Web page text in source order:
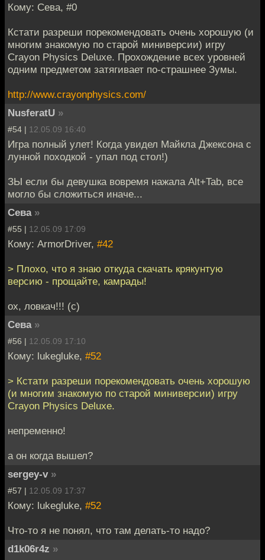
Кому: Сева, #0
Кстати разреши порекомендовать очень хорошую (и
многим знакомую по старой миниверсии) игру
Crayon Physics Deluxe. Прохождение всех уровней
одним предметом затягивает по-страшнее Зумы.
http://www.crayonphysics.com/
NusferatU »
#54 | 12.05.09 16:40
Игра полный улет! Когда увидел Майкла Джексона с
лунной походкой - упал под стол!)
ЗЫ если бы девушка вовремя нажала Alt+Tab, все
могло бы сложиться иначе...
Сева »
#55 | 12.05.09 17:09
Кому: ArmorDriver, #42
> Плохо, что я знаю откуда скачать крякунтую
версию - прощайте, камрады!
ох, ловкач!!! (с)
Сева »
#56 | 12.05.09 17:10
Кому: lukegluke, #52
> Кстати разреши порекомендовать очень хорошую
(и многим знакомую по старой миниверсии) игру
Crayon Physics Deluxe.
непременно!
а он когда вышел?
sergey-v »
#57 | 12.05.09 17:37
Кому: lukegluke, #52
Что-то я не понял, что там делать-то надо?
d1k06r4z »